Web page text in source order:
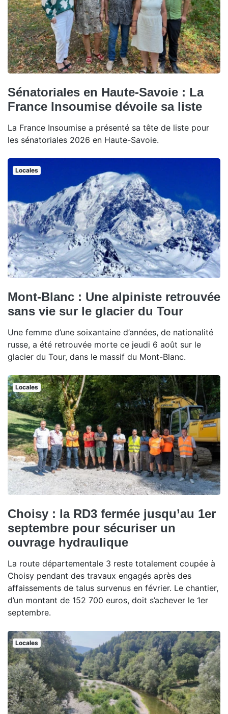
Sénatoriales en Haute-Savoie : La
France Insoumise dévoile sa liste
La France Insoumise a présenté sa tête de liste pour
les sénatoriales 2026 en Haute-Savoie.
Locales
Mont-Blanc : Une alpiniste retrouvée
sans vie sur le glacier du Tour
Une femme d’une soixantaine d’années, de nationalité
russe, a été retrouvée morte ce jeudi 6 août sur le
glacier du Tour, dans le massif du Mont-Blanc.
Locales
Choisy : la RD3 fermée jusqu’au 1er
septembre pour sécuriser un
ouvrage hydraulique
La route départementale 3 reste totalement coupée à
Choisy pendant des travaux engagés après des
affaissements de talus survenus en février. Le chantier,
d’un montant de 152 700 euros, doit s’achever le 1er
septembre.
Locales